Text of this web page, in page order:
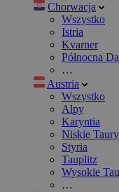
Chorwacja
Wszystko
Istria
Kvarner
Północna
…
Austria
Wszystko
Alpy
Karyntia
Niskie Taury
Styria
Tauplitz
Wysokie
…